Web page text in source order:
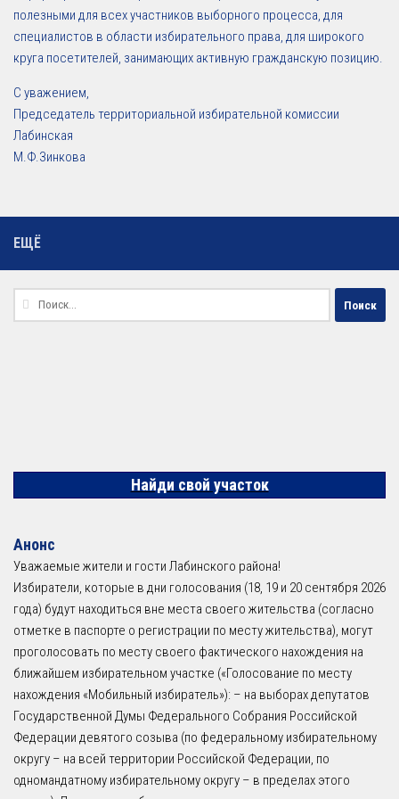
полезными для всех участников выборного процесса, для
специалистов в области избирательного права, для широкого
круга посетителей, занимающих активную гражданскую позицию.
С уважением,
Председатель территориальной избирательной комиссии
Лабинская
М.Ф.Зинкова
ЕЩЁ
Найти:
Найди свой участок
Анонс
Уважаемые жители и гости Лабинского района!
Избиратели, которые в дни голосования (18, 19 и 20 сентября 2026
года) будут находиться вне места своего жительства (согласно
отметке в паспорте о регистрации по месту жительства), могут
проголосовать по месту своего фактического нахождения на
ближайшем избирательном участке («Голосование по месту
нахождения «Мобильный избиратель»): – на выборах депутатов
Государственной Думы Федерального Собрания Российской
Федерации девятого созыва (по федеральному избирательному
округу – на всей территории Российской Федерации, по
одномандатному избирательному округу – в пределах этого